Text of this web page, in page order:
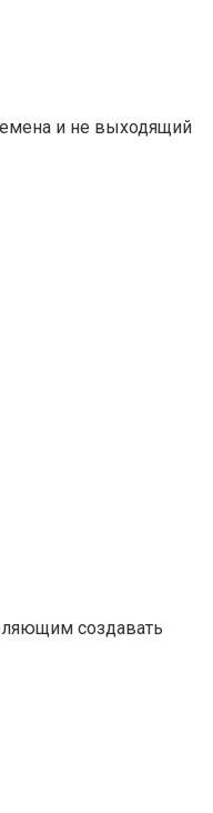
и не выходящий
создавать